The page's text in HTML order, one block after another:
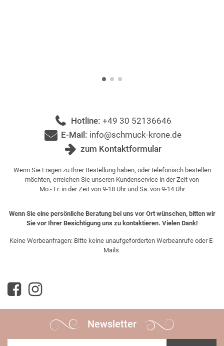
Hotline: +49 30 52136646
E-Mail: info@schmuck-krone.de
zum Kontaktformular
Wenn Sie Fragen zu Ihrer Bestellung haben, oder telefonisch bestellen
möchten, erreichen Sie unseren Kundenservice in der Zeit von
Mo.- Fr. in der Zeit von 9-18 Uhr und Sa. von 9-14 Uhr
Wenn Sie eine persönliche Beratung bei uns vor Ort wünschen, bitten wir
Sie vor Ihrer Besichtigung uns zu kontaktieren. Vielen Dank!
Keine Werbeanfragen: Bitte keine unaufgeforderten Werbeanrufe oder E-
Mails.
Newsletter